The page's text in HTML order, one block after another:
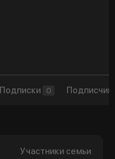
Подписки 0
Участники семьи